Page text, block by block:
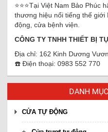
⭐️⭐️⭐️Tại Việt Nam Bảo
thương hiệu nổi tiếng thế giới
động, cửa bệnh viện.
CÔNG TY TNHH THIẾT BỊ
Địa chỉ: 162 Kinh Dương
☎️ Điện thoại: 0983 552 770
DANH
CỬA TỰ ĐỘNG